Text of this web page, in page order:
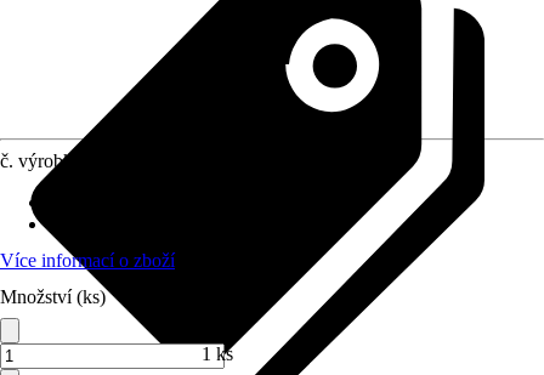
č. výrobku
Více informací o zboží
Množství (ks)
1 ks